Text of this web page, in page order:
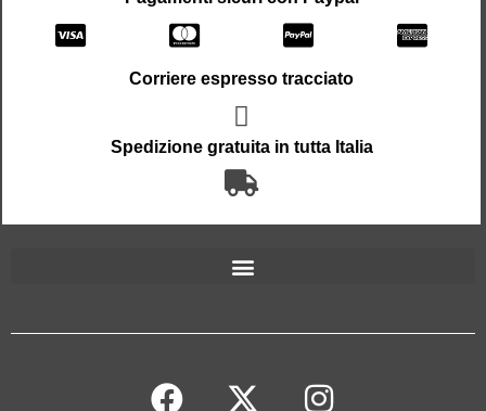
Corriere espresso tracciato
Spedizione gratuita in tutta Italia